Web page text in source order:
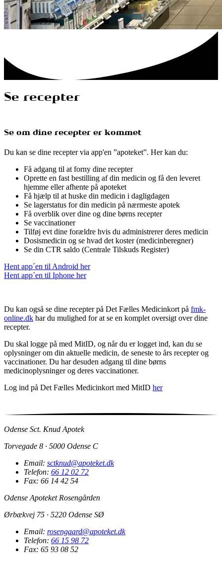
Se recepter
Se om dine recepter er kommet
Du kan se dine recepter via app'en ”apoteket”. Her kan du:
Få adgang til at forny dine recepter
Oprette en fast bestilling af din medicin og få den leveret
hjemme eller afhente på apoteket
Få hjælp til at huske din medicin i dagligdagen
Se lagerstatus for din medicin på nærmeste apotek
Få overblik over dine og dine børns recepter
Se vaccinationer
Tilføj evt dine forældre hvis du administrerer deres medicin
Dosismedicin og se hvad det koster (medicinberegner)
Se din CTR saldo (Centrale Tilskuds Register)
Hent app´en til Android her
Hent app´en til Iphone her
Du kan også se dine recepter på Det Fælles Medicinkort på fmk-
online.dk har du mulighed for at se en komplet oversigt over dine
recepter.
Du skal logge på med MitID, og når du er logget ind, kan du se
oplysninger om din aktuelle medicin, de seneste to års recepter og
vaccinationer. Du har desuden adgang til dine børns
medicinoplysninger og deres vaccinationer.
Log ind på Det Fælles Medicinkort med MitID her
Odense Sct. Knud Apotek
Torvegade 8 · 5000 Odense C
Email: sctknud@apoteket.dk
Telefon: 66 12 02 72
Fax: 66 14 42 54
Odense Apoteket Rosengården
Ørbækvej 75 · 5220 Odense SØ
Email: rosengaard@apoteket.dk
Telefon: 66 15 98 72
Fax: 65 93 08 52